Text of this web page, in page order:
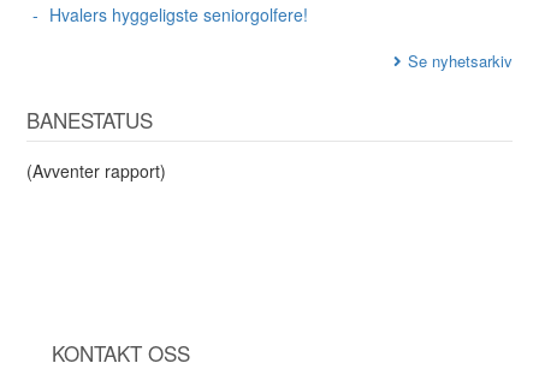
Hvalers hyggeligste seniorgolfere!
Se nyhetsarkiv
BANESTATUS
(Avventer rapport)
KONTAKT OSS